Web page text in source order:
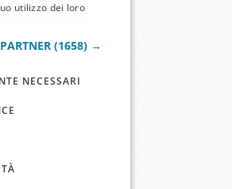
utilizzo dei loro
(1658) →
NECESSARI